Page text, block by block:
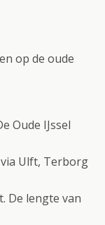
op de oude
Oude IJssel
Ulft, Terborg
De lengte van